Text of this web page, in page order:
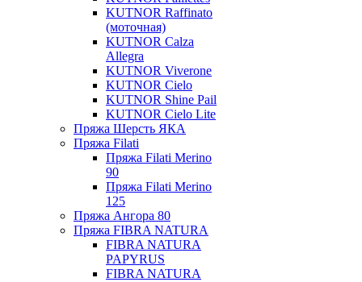
KUTNOR Raffinato
(моточная)
KUTNOR Calza
Allegra
KUTNOR Viverone
KUTNOR Cielo
KUTNOR Shine Pail
KUTNOR Cielo Lite
Пряжа Шерсть ЯКА
Пряжа Filati
Пряжа Filati Merino
90
Пряжа Filati Merino
125
Пряжа Ангора 80
Пряжа FIBRA NATURA
FIBRA NATURA
PAPYRUS
FIBRA NATURA